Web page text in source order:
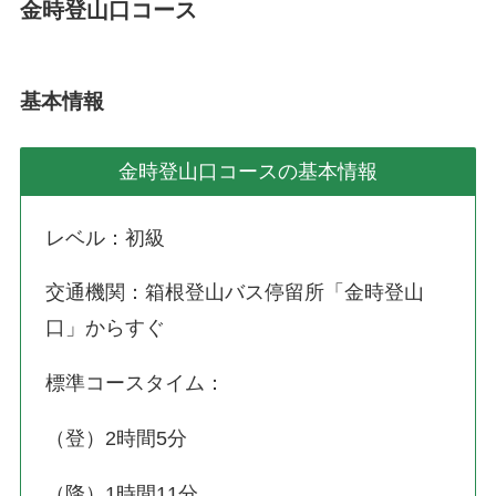
金時登山口コース
基本情報
金時登山口コースの基本情報
レベル：初級
交通機関：箱根登山バス停留所「金時登山
口」からすぐ
標準コースタイム：
（登）2時間5分